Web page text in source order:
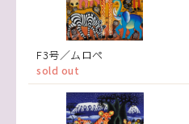
F3号／ムロペ
sold out